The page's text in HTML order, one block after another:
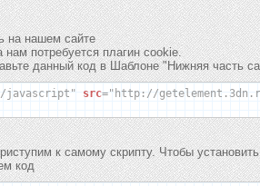
на нашем сайте
нам потребуется плагин cookie.
данный код в Шаблоне "Нижняя часть
javascript" src="http://
к самому скрипту. Чтобы
код